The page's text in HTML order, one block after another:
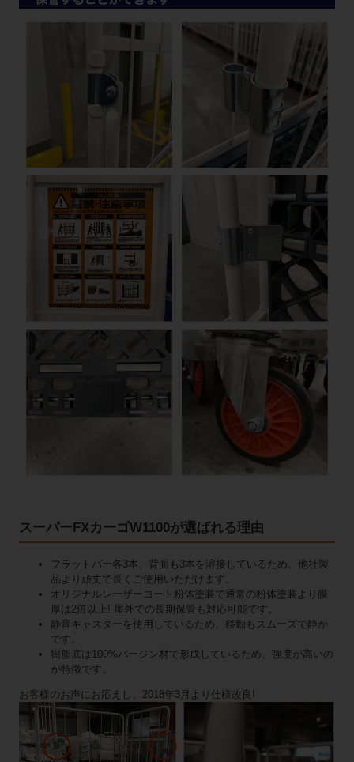
スーパーFXカーゴW1100が選ばれる理由
フラットバー各3本、背面も3本を溶接しているため、他社製
品より頑丈で長くご使用いただけます。
オリジナルレーザーコート粉体塗装で通常の粉体塗装より膜
厚は2倍以上! 屋外での長期保管も対応可能です。
静音キャスターを使用しているため、移動もスムーズで静か
です。
樹脂底は100%バージン材で形成しているため、強度が高いの
が特徴です。
お客様のお声にお応えし、2018年3月より仕様改良!